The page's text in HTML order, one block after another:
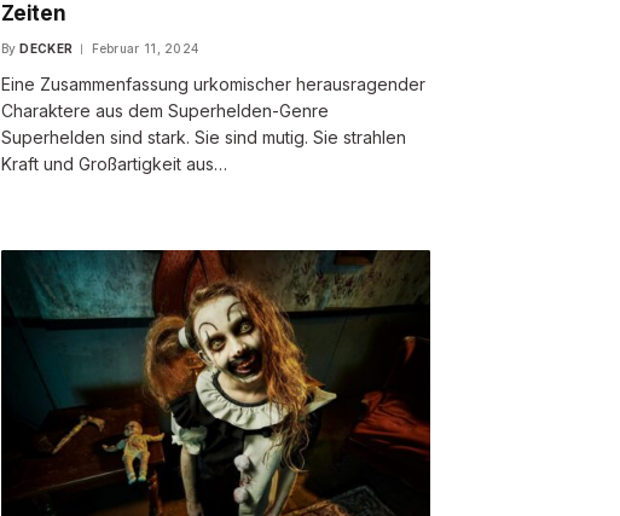
Zeiten
By DECKER Februar 11, 2024
Eine Zusammenfassung urkomischer herausragender
Charaktere aus dem Superhelden-Genre
Superhelden sind stark. Sie sind mutig. Sie strahlen
Kraft und Großartigkeit aus…